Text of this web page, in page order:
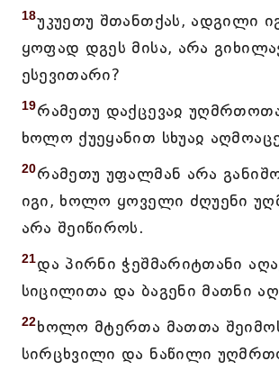
18უკუეთუ შთანთქას, ადგილი
ყოფად დგეს მისა, არა
ესევითარი?
19რამეთუ დაქცევაჲ
ხოლო ქუეყანით სხუაჲ
20რამეთუ უფალმან არა
იგი, ხოლო ყოველი ძღუენი
არა შეიწიროს.
21და პირნი ჭეშმარიტთანი
სიცილითა და ბაგენი მათნი
22ხოლო მტერთა მათთა
სირცხვილი და ნაწილი